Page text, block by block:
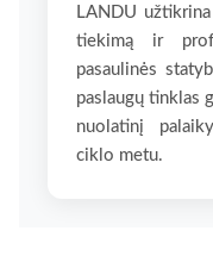
LANDU
tiekimą ir
pasaulinės
paslaugų tinklas
nuolatinį
ciklo metu.